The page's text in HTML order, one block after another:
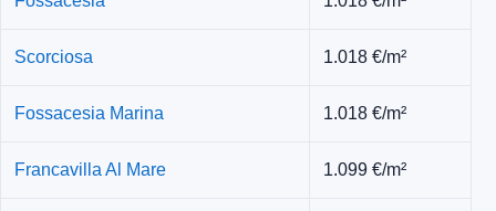
Scorciosa 1.018 €/m²
Fossacesia Marina 1.018 €/m²
Francavilla Al Mare 1.099 €/m²